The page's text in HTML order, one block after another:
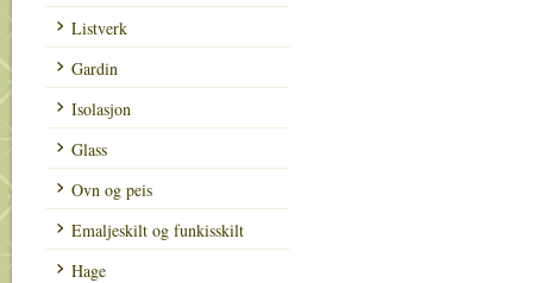
Listverk
Gardin
Isolasjon
Glass
Ovn og peis
Emaljeskilt og funkisskilt
Hage